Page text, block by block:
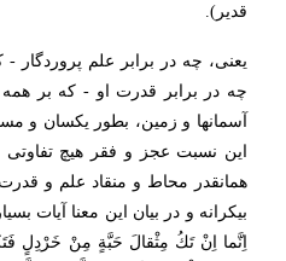
قدیر).
یعنى، چه در برابر علم
چه در برابر قدرت او - كه بر
آسمانها و زمین، بطور یكسان و
این نسبت عجز و فقر هیچ
همانقدر محاط و منقاد علم و
بیكرانه و در بیان این معنا آیات
اِنَّما اِنْ تَكُ مِثْقالَ حَبَّةٍ مِنْ خَرْدِلٍ